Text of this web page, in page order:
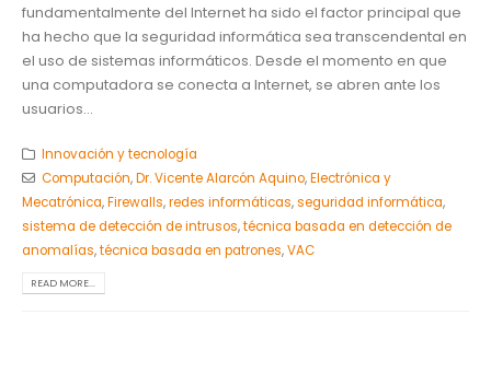
fundamentalmente del Internet ha sido el factor principal que
ha hecho que la seguridad informática sea transcendental en
el uso de sistemas informáticos. Desde el momento en que
una computadora se conecta a Internet, se abren ante los
usuarios...
Innovación y tecnología
Computación,Dr. Vicente Alarcón Aquino,Electrónica y
Mecatrónica,Firewalls,redes informáticas,seguridad informática,
sistema de detección de intrusos,técnica basada en detección de
anomalías,técnica basada en patrones,VAC
READ MORE...